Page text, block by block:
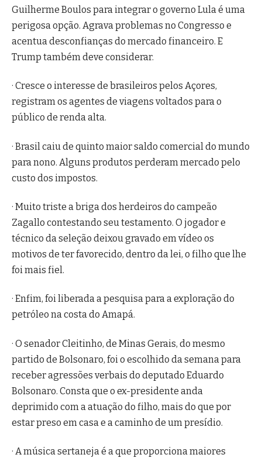
Guilherme Boulos para integrar o governo Lula é uma
perigosa opção. Agrava problemas no Congresso e
acentua desconfianças do mercado financeiro. E
Trump também deve considerar.
· Cresce o interesse de brasileiros pelos Açores,
registram os agentes de viagens voltados para o
público de renda alta.
· Brasil caiu de quinto maior saldo comercial do mundo
para nono. Alguns produtos perderam mercado pelo
custo dos impostos.
· Muito triste a briga dos herdeiros do campeão
Zagallo contestando seu testamento. O jogador e
técnico da seleção deixou gravado em vídeo os
motivos de ter favorecido, dentro da lei, o filho que lhe
foi mais fiel.
· Enfim, foi liberada a pesquisa para a exploração do
petróleo na costa do Amapá.
· O senador Cleitinho, de Minas Gerais, do mesmo
partido de Bolsonaro, foi o escolhido da semana para
receber agressões verbais do deputado Eduardo
Bolsonaro. Consta que o ex-presidente anda
deprimido com a atuação do filho, mais do que por
estar preso em casa e a caminho de um presídio.
· A música sertaneja é a que proporciona maiores